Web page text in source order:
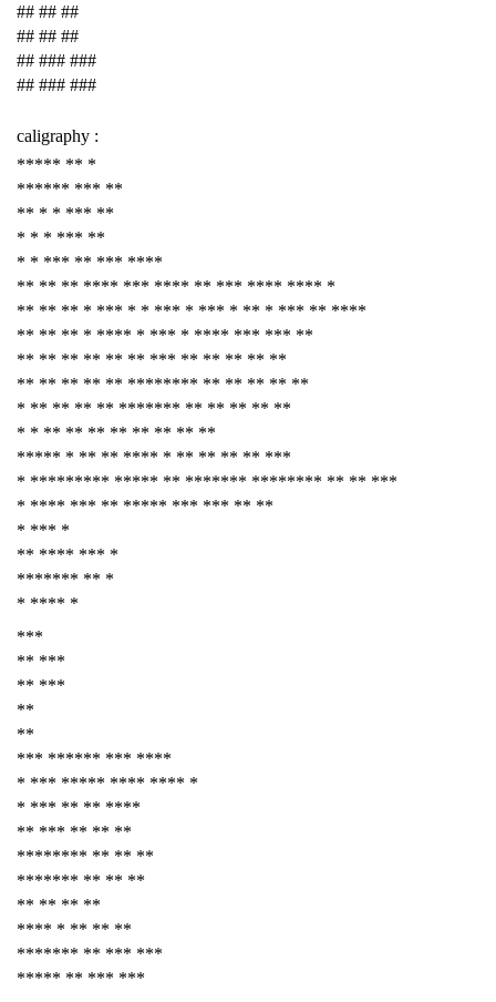
## ## ##
## ## ##
## ### ###
## ### ###
caligraphy :
***** ** *
****** *** **
** * * *** **
* * * *** **
* * *** ** *** ****
** ** ** **** *** **** ** *** **** **** *
** ** ** * *** * * *** * *** * ** * *** ** ****
** ** ** * **** * *** * **** *** *** **
** ** ** ** ** ** *** ** ** ** ** **
** ** ** ** ** ******** ** ** ** ** **
* ** ** ** ** ******* ** ** ** ** **
* * ** ** ** ** ** ** ** **
***** * ** ** **** * ** ** ** ** ***
* ********* ***** ** ******* ******** ** ** ***
* **** *** ** ***** *** *** ** **
* *** *
** **** *** *
******* ** *
* **** *
***
** ***
** ***
**
**
*** ****** *** ****
* *** ***** **** **** *
* *** ** ** ****
** *** ** ** **
******** ** ** **
******* ** ** **
** ** ** **
**** * ** ** **
******* ** *** ***
***** ** *** ***